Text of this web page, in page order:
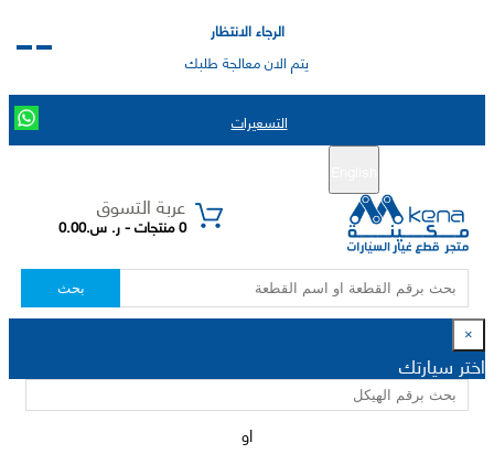
الرجاء الانتظار
يتم الان معالجة طلبك
التسعيرات
عربة التسوق
0 منتجات - ر. س.0.00
بحث
×
اختر سيارتك
او